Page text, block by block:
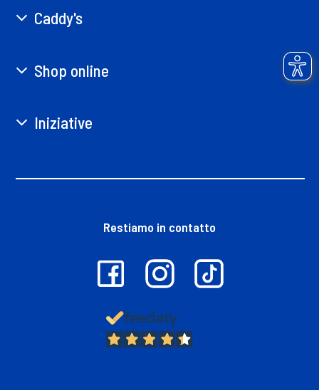
Caddy's
Shop online
Iniziative
Restiamo in contatto